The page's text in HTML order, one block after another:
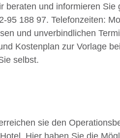
beraten und informieren Sie
95 188 97. Telefonzeiten:
und unverbindlichen
Kostenplan zur Vorlage
selbst.
sie den
Hier haben Sie die